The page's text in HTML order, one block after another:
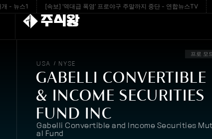
1 [속보] ’역대급 폭염’ 프로야구 주말까지 중단 - 연합뉴스TV [속보
주식왕
프로 모
USA / NYSE
GABELLI CONVERTIBLE
& INCOME SECURITIES
FUND INC
Gabelli Convertible and Income Securities
al Fund